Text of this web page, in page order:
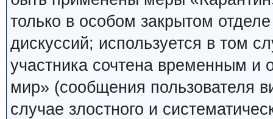
только в особом закрытом
дискуссий; используется в том
участника сочтена временным
мир» (сообщения пользователя
случае злостного и